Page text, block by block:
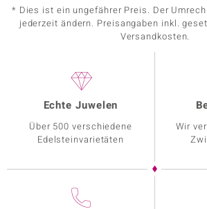
* Dies ist ein ungefährer Preis. Der
jederzeit ändern. Preisangaben inkl.
Versandkosten.
Echte Juwelen
Über 500 verschiedene
Edelsteinvarietäten
Wir